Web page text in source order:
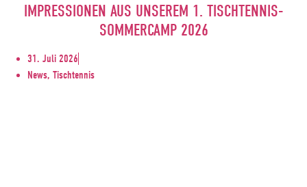
IMPRESSIONEN AUS UNSEREM 1. TISCHTENNIS-
SOMMERCAMP 2026
31. Juli 2026
News, Tischtennis